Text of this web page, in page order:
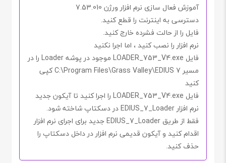
آموزش فعال سازی نرم افزار ورژن 7.53.010
دسترسی به اینترنت را قطع کنید.
فایل را از حالت فشرده خارج کنید.
نرم افزار را نصب کنید ، اما اجرا نکنید
فایل LOADER_753_V4.exe موجود در پوشهLoader را در
مسیر C:\Program Files\Grass Valley\EDIUS 7کپی
کنید
فایل LOADER_753_V4.exe را اجرا کنید تا آیکون جدید
نرم افزارEDIUS_7_Loaderدر دسکتاپ شاخته شود.
فقط از طریقEDIUS_7_Loader جدید برای اجرای نرم افزار
اقدام کنید و آیکون قدیمی نرم افزار در داخل دسکتاپ را
حذف کنید.